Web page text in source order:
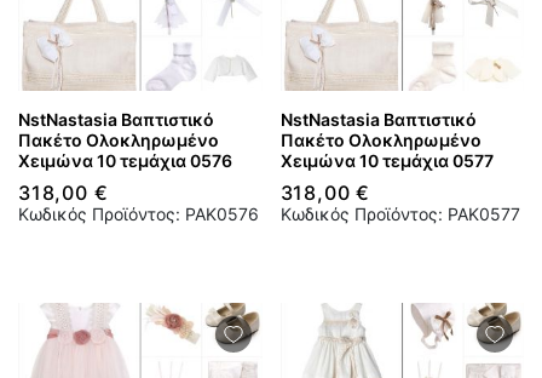
NstNastasia Βαπτιστικό
Πακέτο Ολοκληρωμένο
Χειμώνα 10 τεμάχια 0576
318,00 €
Κωδικός Προϊόντος: PAK0576
NstNastasia Βαπτιστικό
Πακέτο Ολοκληρωμένο
Χειμώνα 10 τεμάχια 0577
318,00 €
Κωδικός Προϊόντος: PAK0577